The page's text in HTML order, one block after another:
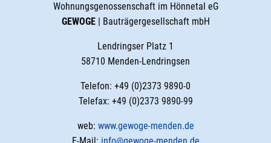
Wohnungsgenossenschaft im Hönnetal eG
GEWOGE| Bauträgergesellschaft mbH
Lendringser Platz 1
58710 Menden-Lendringsen
Telefon: +49 (0)2373 9890-0
Telefax: +49 (0)2373 9890-99
web: www.gewoge-menden.de